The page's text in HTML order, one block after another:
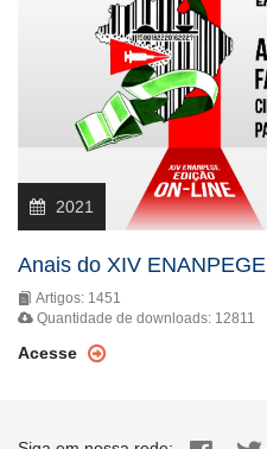
2021
Anais do XIV ENANPEGE
Artigos: 1451
Quantidade de downloads: 12811
Acesse